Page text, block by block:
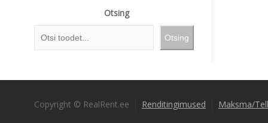
Otsing
Otsing
Copyright © RealRent.ee Renditingimused Maksma/